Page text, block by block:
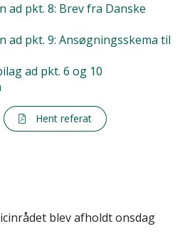
ad pkt. 8: Brev fra Danske
ad pkt. 9: Ansøgningsskema til
ad pkt. 6 og 10
Hent referat
blev afholdt onsdag